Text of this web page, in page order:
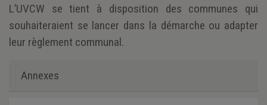
L’UVCW se tient à disposition des communes qui
souhaiteraient se lancer dans la démarche ou adapter
leur règlement communal.
Annexes